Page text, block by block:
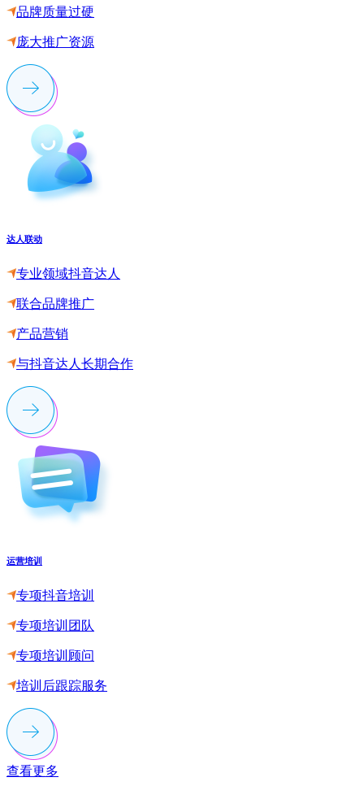
品牌质量过硬
庞大推广资源
达人联动
专业领域抖音达人
联合品牌推广
产品营销
与抖音达人长期合作
运营培训
专项抖音培训
专项培训团队
专项培训顾问
培训后跟踪服务
查看更多